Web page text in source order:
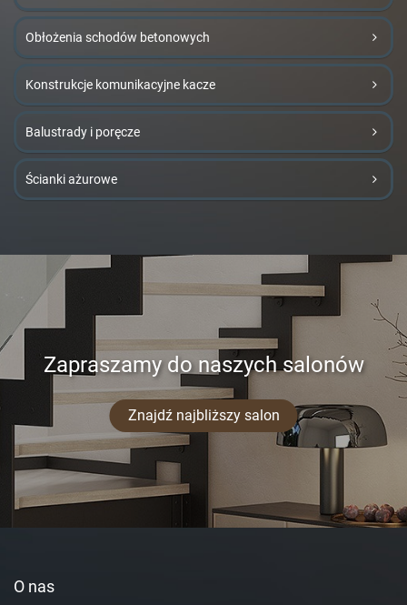
Obłożenia schodów betonowych
Konstrukcje komunikacyjne kacze
Balustrady i poręcze
Ścianki ażurowe
Zapraszamy do naszych salonów
Znajdź najbliższy salon
O nas